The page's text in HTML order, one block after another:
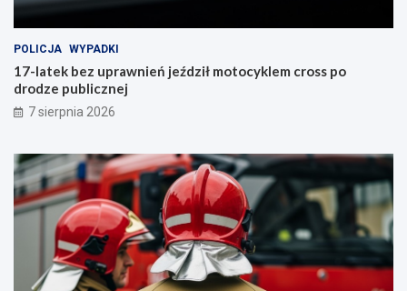
POLICJA WYPADKI
17-latek bez uprawnień jeździł motocyklem cross po
drodze publicznej
7 sierpnia 2026